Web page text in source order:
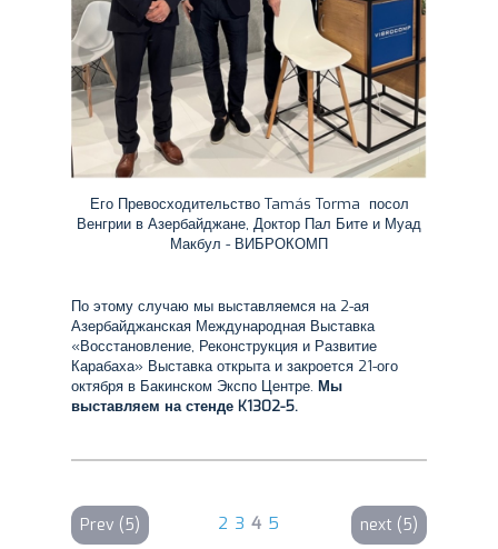
Его Превосходительство Tamás Torma посол
Венгрии в Азербайджане, Доктор Пал Бите и Муад
Макбул - ВИБРОКОМП
По этому случаю мы выставляемся на 2-ая
Азербайджанская Международная Выставка
«Восстановление, Реконструкция и Развитие
Карабаха» Выставка открыта и закроется 21-ого
октября в Бакинском Экспо Центре. Мы
выставляем на стенде K1302-5.
Prev (5) 2 3 4 5 next (5)